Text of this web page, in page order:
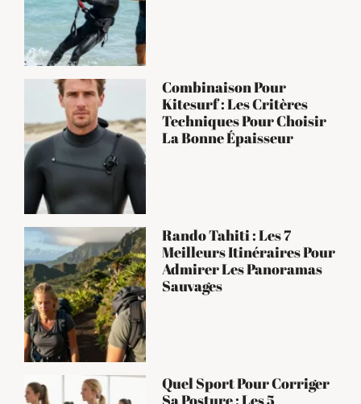
Combinaison Pour
Kitesurf : Les Critères
Techniques Pour Choisir
La Bonne Épaisseur
Rando Tahiti : Les 7
Meilleurs Itinéraires Pour
Admirer Les Panoramas
Sauvages
Quel Sport Pour Corriger
Sa Posture : Les 5